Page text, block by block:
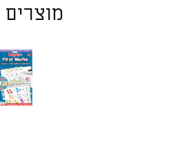
מוצרים